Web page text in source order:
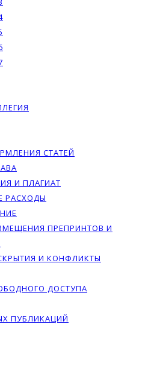
СТАТЕЙ
И ПЛАГИАТ
РАСХОДЫ
ПРЕПРИНТОВ И
И КОНФЛИКТЫ
ДОСТУПА
ПУБЛИКАЦИЙ